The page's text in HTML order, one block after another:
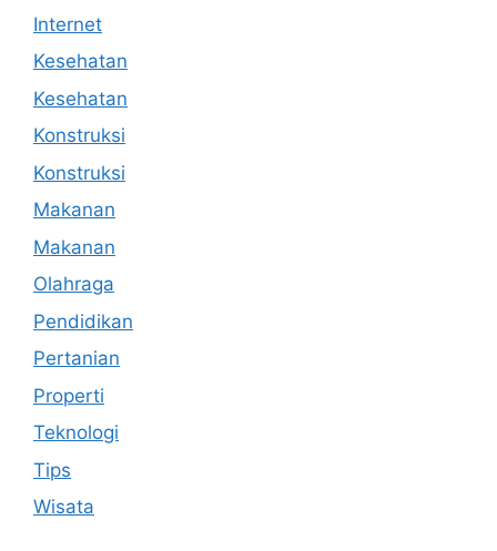
Internet
Kesehatan
Kesehatan
Konstruksi
Konstruksi
Makanan
Makanan
Olahraga
Pendidikan
Pertanian
Properti
Teknologi
Tips
Wisata